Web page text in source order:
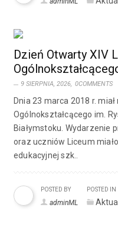
Dzień Otwarty XIV
9 SIERPNIA, 2026, 0COMMENTS
Dnia 23 marca 2018 r.
Ogólnokształcącego im.
Białymstoku. Wydarzenie
oraz uczniów Liceum
edukacyjnej szk..
POSTED BY
adminML
POSTED IN